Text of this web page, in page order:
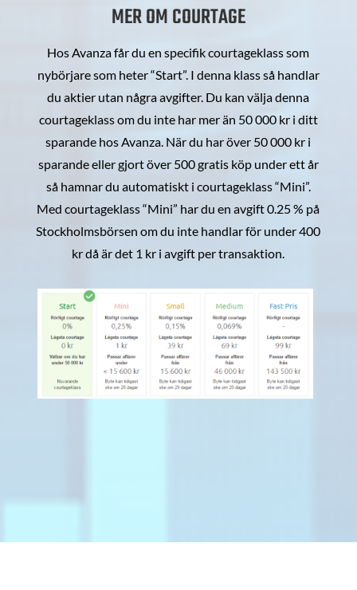
MER OM COURTAGE
Hos Avanza får du en specifik courtageklass som
nybörjare som heter “Start”. I denna klass så handlar
du aktier utan några avgifter. Du kan välja denna
courtageklass om du inte har mer än 50 000 kr i ditt
sparande hos Avanza. När du har över 50 000 kr i
sparande eller gjort över 500 gratis köp under ett år
så hamnar du automatiskt i courtageklass “Mini”.
Med courtageklass “Mini” har du en avgift 0.25 % på
Stockholmsbörsen om du inte handlar för under 400
kr då är det 1 kr i avgift per transaktion.